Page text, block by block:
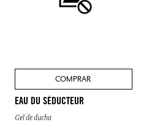
COMPRAR
EAU DU SÉDUCTEUR
Gel de ducha